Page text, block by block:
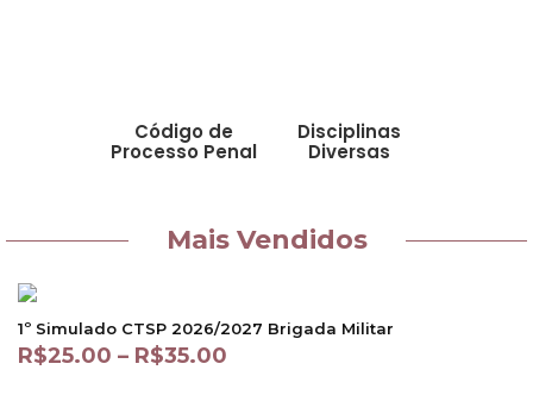
Código de
Processo Penal
Disciplinas
Diversas
Mais Vendidos
1º Simulado CTSP 2026/2027 Brigada Militar
R$25.00 – R$35.00